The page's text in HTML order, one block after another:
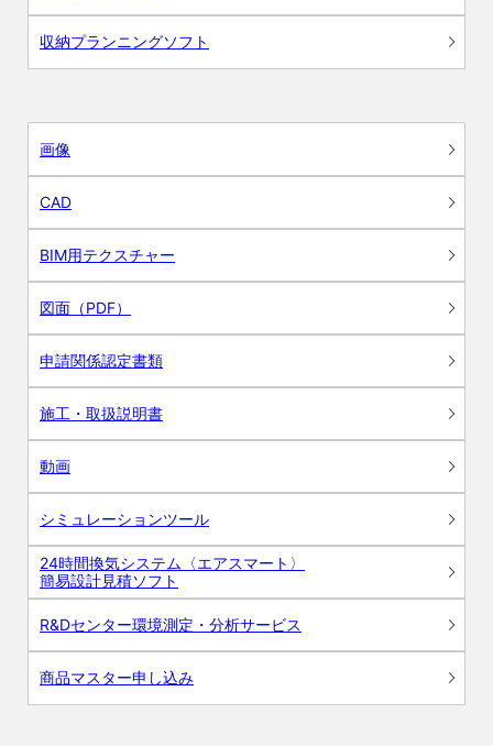
収納プランニングソフト
画像
CAD
BIM用テクスチャー
図面（PDF）
申請関係認定書類
施工・取扱説明書
動画
シミュレーションツール
24時間換気システム〈エアスマート〉
簡易設計見積ソフト
R&Dセンター環境測定・分析サービス
商品マスター申し込み